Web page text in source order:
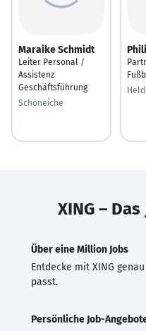
Maraike Schmidt
Leiter Personal /
Assistenz
Geschäftsführung
Schöneiche
XING –
Über eine Million Jobs
Entdecke mit XING
passt.
Persönliche Job-